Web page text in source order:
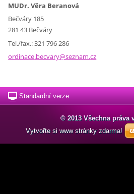
MUDr. Věra Beranová
Bečváry 185
281 43 Bečváry
Tel./fax.: 321 796 286
ordinace.becvary@seznam.cz
Standardní verze
© 2013 Všechna práva
Vytvořte si www stránky zdarma!